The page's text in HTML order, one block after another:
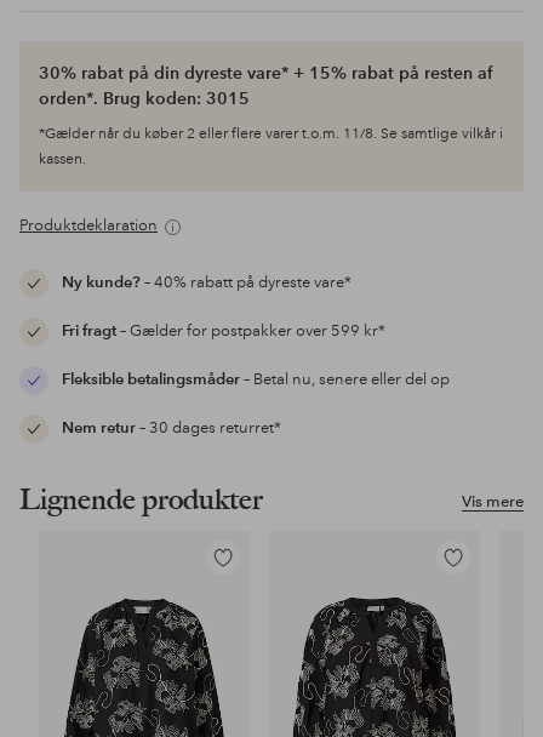
30% rabat på din dyreste vare* + 15% rabat på resten af
orden*. Brug koden: 3015
*Gælder når du køber 2 eller flere varer t.o.m. 11/8. Se samtlige vilkår i
kassen.
Produktdeklaration
Ny kunde?– 40% rabatt på dyreste vare*
Fri fragt– Gælder for postpakker over 599 kr*
Fleksible betalingsmåder– Betal nu, senere eller del op
Nem retur– 30 dages returret*
Vis mere
Lignende produkter
Tilføj
Tilføj